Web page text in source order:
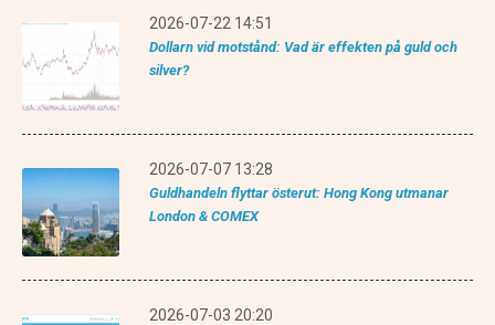
2026-07-22 14:51
Dollarn vid motstånd: Vad är effekten på guld och
silver?
2026-07-07 13:28
Guldhandeln flyttar österut: Hong Kong utmanar
London & COMEX
2026-07-03 20:20